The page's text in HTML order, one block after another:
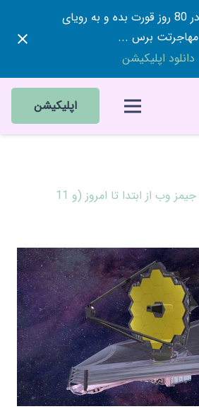
هر زبانی رو در 80 روز قورت بده و به رویای
مهاجرتت برس ...
دانلود اپلیکیشن
اپلیکیشن
کشفیات تلسکوپ جیمز وب از ابتدا تا امروز (و 11